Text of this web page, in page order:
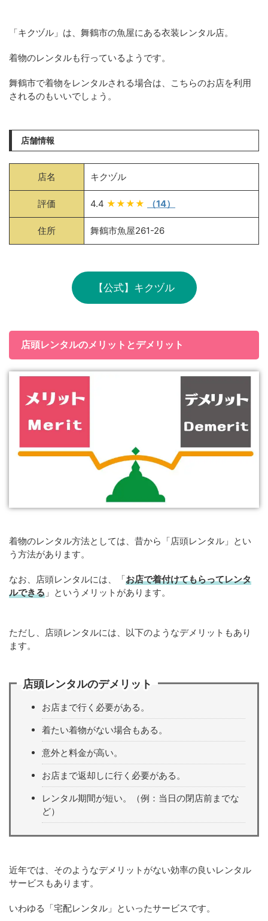
「キクヅル」は、舞鶴市の魚屋にある衣装レンタル店。
着物のレンタルも行っているようです。
舞鶴市で着物をレンタルされる場合は、こちらのお店を利用
されるのもいいでしょう。
店舗情報
店名 キクヅル
評価 4.4 ★★★★ （14）
住所 舞鶴市魚屋261-26
【公式】キクヅル
店頭レンタルのメリットとデメリット
着物のレンタル方法としては、昔から「店頭レンタル」とい
う方法があります。
なお、店頭レンタルには、「お店で着付けてもらってレンタ
ルできる 」というメリットがあります。
ただし、店頭レンタルには、以下のようなデメリットもあり
ます。
店頭レンタルのデメリット
お店まで行く必要がある。
着たい着物がない場合もある。
意外と料金が高い。
お店まで返却しに行く必要がある。
レンタル期間が短い。（例：当日の閉店前までな
ど）
近年では、そのようなデメリットがない効率の良いレンタル
サービスもあります。
いわゆる「宅配レンタル」といったサービスです。